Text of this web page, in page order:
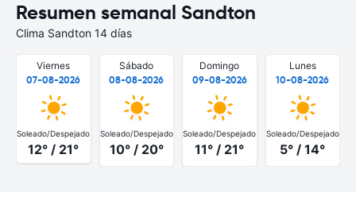
Resumen semanal Sandton
Clima Sandton 14 días
Viernes
07-08-2026
Soleado/Despejado
12° / 21°
Sábado
08-08-2026
Soleado/Despejado
10° / 20°
Domingo
09-08-2026
Soleado/Despejado
11° / 21°
Lunes
10-08-2026
Soleado/Despejado
5° / 14°